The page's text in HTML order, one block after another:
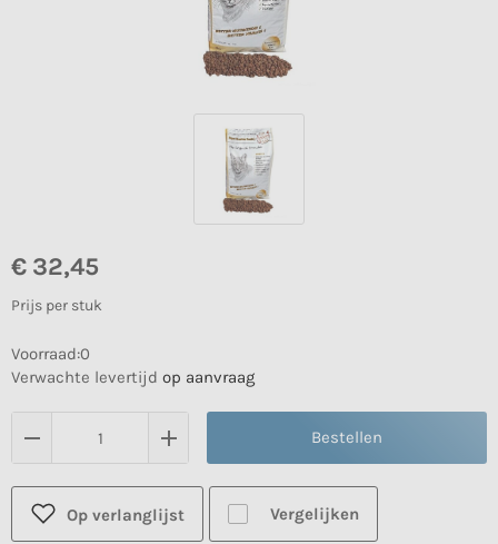
€ 32,45
Prijs per stuk
Voorraad:0
Verwachte levertijd op aanvraag
Bestellen
Op verlanglijst Vergelijken